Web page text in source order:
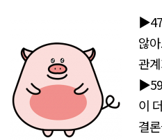
▶47
않
관
이
결